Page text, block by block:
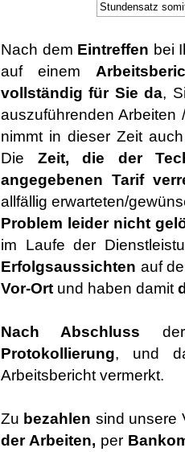
Stundensatz
Nach dem Eintreffen bei
auf einem
vollständig für Sie da,
auszuführenden Arbeiten
nimmt in dieser Zeit
Die Zeit, die der
angegebenen Tarif
allfällig erwarteten/
Problem leider nicht
im Laufe der
Erfolgsaussichten auf
Vor-Ort und haben damit
Nach Abschluss der
Protokollierung, und
Arbeitsbericht vermerkt.
Zu bezahlen sind unsere
der Arbeiten, per